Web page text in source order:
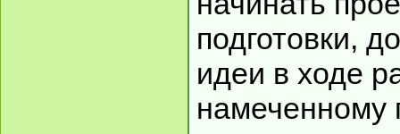
подготовки,
идеи в ходе
намеченному